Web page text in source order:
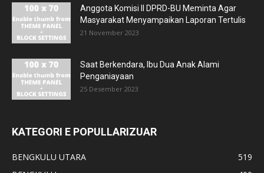
Anggota Komisi II DPRD-BU Meminta Agar
Masyarakat Menyampaikan Laporan Tertulis
21 November 2023
Saat Berkendara, Ibu Dua Anak Alami
Penganiayaan
25 Desember 2023
KATEGORI E POPULLARIZUAR
BENGKULU UTARA
519